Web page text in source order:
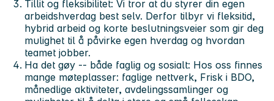
Tillit og fleksibilitet: Vi tror at du styrer din egen
arbeidshverdag best selv. Derfor tilbyr vi fleksitid,
hybrid arbeid og korte beslutningsveier som gir deg
mulighet til å påvirke egen hverdag og hvordan
teamet jobber.
Ha det gøy -- både faglig og sosialt: Hos oss finnes
mange møteplasser: faglige nettverk, Frisk i BDO,
månedlige aktiviteter, avdelingssamlinger og